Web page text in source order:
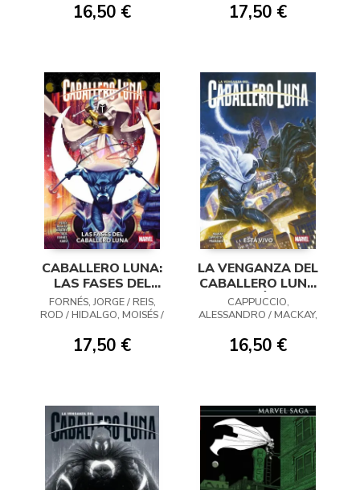
16,50 €
ALESSANDRO / MACKAY,
JED
17,50 €
CABALLERO LUNA:
LAS FASES DEL
CABALLERO LUNA
FORNÉS, JORGE / REIS,
ROD / HIDALGO, MOISÉS /
KEN / SHALVEY, DECLAN /
MACKAY, JED
17,50 €
LA VENGANZA DEL
CABALLERO LUNA
02: ESTÁ VIVO
CAPPUCCIO,
ALESSANDRO / MACKAY,
16,50 €